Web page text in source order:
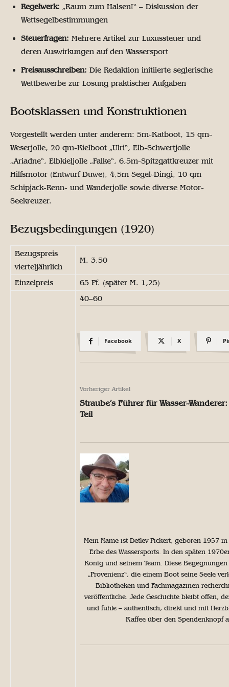
Regelwerk: „Raum zum Halsen!“ – Diskussion der
Wettsegelbestimmungen
Steuerfragen: Mehrere Artikel zur Luxussteuer und
deren Auswirkungen auf den Wassersport
Preisausschreiben: Die Redaktion initiierte seglerische
Wettbewerbe zur Lösung praktischer Aufgaben
Bootsklassen und Konstruktionen
Vorgestellt werden unter anderem: 5m-Katboot, 15 qm-
Weserjolle, 20 qm-Kielboot „Ulri“, Elb-Schwertjolle
„Ariadne“, Elbkieljolle „Falke“, 6,5m-Spitzgattkreuzer mit
Hilfsmotor (Entwurf Duwe), 4,5m Segel-Dingi, 10 qm
Schipjack-Renn- und Wanderjolle sowie diverse Motor-
Seekreuzer.
Bezugsbedingungen (1920)
Bezugspreis
vierteljährlich
M. 3,50
Einzelpreis 65 Pf. (später M. 1,25)
40–60
Facebook X
Vorheriger Artikel
Straube’s Führer für Wasser-
Teil
Mein Name ist Detlev Pickert, geboren 1957
Erbe des Wassersports. In den späten
König und seinem Team. Diese
„Provenienz“, die einem Boot seine Seele
Bibliotheken und Fachmagazinen
veröffentliche. Jede Geschichte bleibt offen,
und fühle – authentisch, direkt und mit
Kaffee über den Spendenknopf